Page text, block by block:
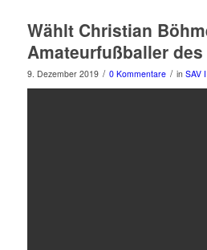
Wählt Christian
Amateurfußballer
9. Dezember 2019 / 0 Kommentare / in SAV I